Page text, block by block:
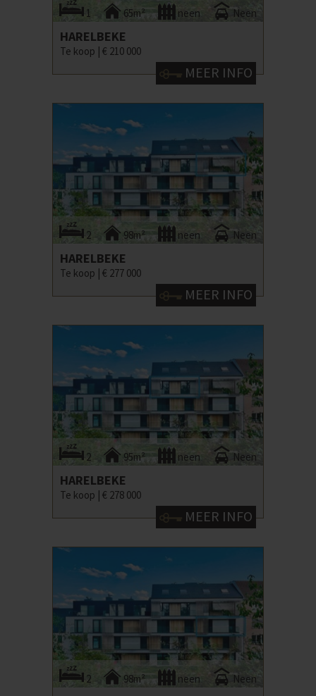
1 65m² neen Neen
HARELBEKE
Te koop | € 210 000
MEER INFO
2 98m² neen Neen
HARELBEKE
Te koop | € 277 000
MEER INFO
2 95m² neen Neen
HARELBEKE
Te koop | € 278 000
MEER INFO
2 98m² neen Neen